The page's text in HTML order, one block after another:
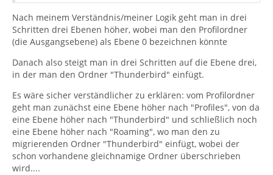
Nach meinem Verständnis/meiner Logik geht man in drei
Schritten drei Ebenen höher, wobei man den Profilordner
(die Ausgangsebene) als Ebene 0 bezeichnen könnte
Danach also steigt man in drei Schritten auf die Ebene drei,
in der man den Ordner "Thunderbird" einfügt.
Es wäre sicher verständlicher zu erklären: vom Profilordner
geht man zunächst eine Ebene höher nach "Profiles", von da
eine Ebene höher nach "Thunderbird" und schließlich noch
eine Ebene höher nach "Roaming", wo man den zu
migrierenden Ordner "Thunderbird" einfügt, wobei der
schon vorhandene gleichnamige Ordner überschrieben
wird....